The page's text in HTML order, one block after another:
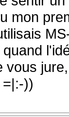
mon
vous
))